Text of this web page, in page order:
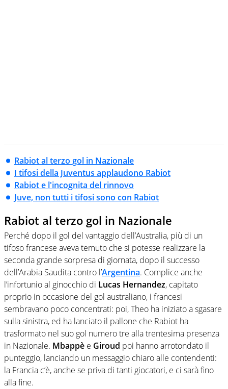
Rabiot al terzo gol in Nazionale
I tifosi della Juventus applaudono Rabiot
Rabiot e l'incognita del rinnovo
Juve, non tutti i tifosi sono con Rabiot
Rabiot al terzo gol in Nazionale
Perché dopo il gol del vantaggio dell’Australia, più di un
tifoso francese aveva temuto che si potesse realizzare la
seconda grande sorpresa di giornata, dopo il successo
dell’Arabia Saudita contro l’Argentina. Complice anche
l’infortunio al ginocchio di Lucas Hernandez, capitato
proprio in occasione del gol australiano, i francesi
sembravano poco concentrati: poi, Theo ha iniziato a sgasare
sulla sinistra, ed ha lanciato il pallone che Rabiot ha
trasformato nel suo gol numero tre alla trentesima presenza
in Nazionale. Mbappè e Giroud poi hanno arrotondato il
punteggio, lanciando un messaggio chiaro alle contendenti:
la Francia c’è, anche se priva di tanti giocatori, e ci sarà fino
alla fine.